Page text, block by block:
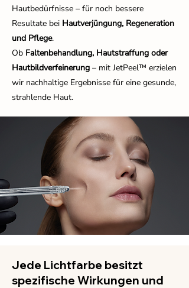
Hautbedürfnisse – für noch bessere
Resultate bei Hautverjüngung, Regeneration
und Pflege.
Ob Faltenbehandlung, Hautstraffung oder
Hautbildverfeinerung – mit JetPeel™ erzielen
wir nachhaltige Ergebnisse für eine gesunde,
strahlende Haut.
Jede Lichtfarbe besitzt
spezifische Wirkungen und